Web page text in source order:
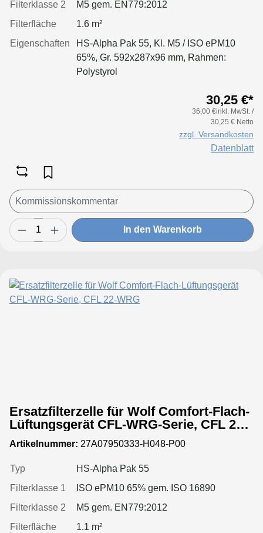
Filterklasse 2
M5 gem. EN779:2012
Filterfläche
1.6 m²
Eigenschaften
HS-Alpha Pak 55, Kl. M5 / ISO ePM10
65%, Gr. 592x287x96 mm, Rahmen:
Polystyrol
30,25 €*
36,00 €inkl. MwSt. /
30,25 € Netto
zzgl. Versandkosten
Datenblatt
In den Warenkorb
Ersatzfilterzelle für Wolf Comfort-Flach-
Lüftungsgerät CFL-WRG-Serie, CFL 22-
WRG
Artikelnummer: 27A07950333-H048-P00
Typ
HS-Alpha Pak 55
Filterklasse 1
ISO ePM10 65% gem. ISO 16890
Filterklasse 2
M5 gem. EN779:2012
Filterfläche
1.1 m²